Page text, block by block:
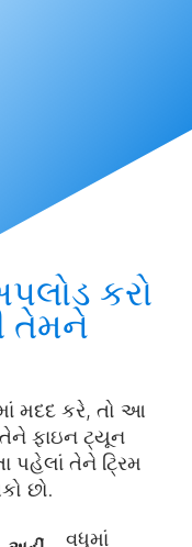
કરો
તેમને
મદદ કરે, તો આ
ફાઇન ટ્યૂન
પહેલાં તેને ટ્રિમ
છો.
વધુમાં